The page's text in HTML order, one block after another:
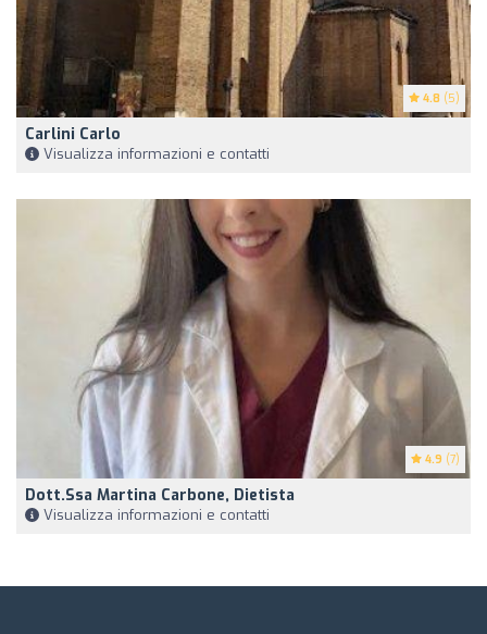
4.8 (5)
Carlini Carlo
Visualizza informazioni e contatti
4.9 (7)
Dott.ssa Martina Carbone, Dietista
Visualizza informazioni e contatti